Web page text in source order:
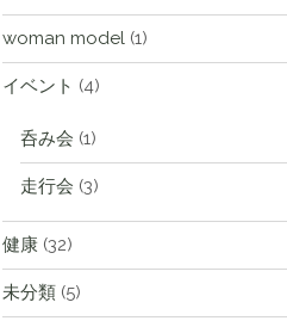
woman model (1)
イベント (4)
呑み会 (1)
走行会 (3)
健康 (32)
未分類 (5)